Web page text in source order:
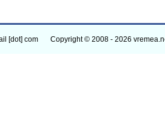
[dot] com Copyright © 2008 - 2026